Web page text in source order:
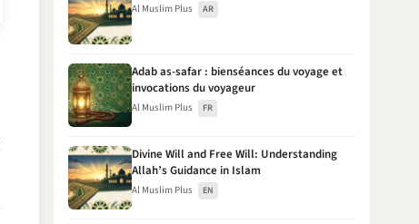
Al Muslim Plus AR
Adab as-safar : bienséances du voyage et
invocations du voyageur
Al Muslim Plus FR
Divine Will and Free Will: Understanding
Allah’s Guidance in Islam
Al Muslim Plus EN